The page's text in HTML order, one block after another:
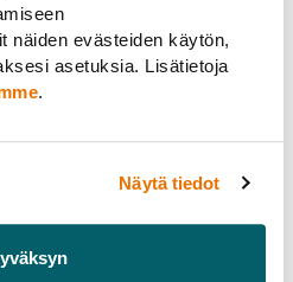
näiden evästeiden käytön,
asetuksia. Lisätietoja
.
Näytä tiedot
prosessia onkin
yliopistojen
hoitamisen suhteen on
joutunut useampaan
nykyistä enemmän